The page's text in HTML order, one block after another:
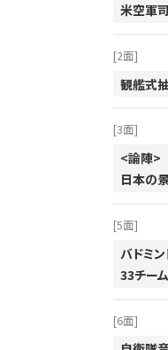
米空軍
[2面]
観艦式
[3面]
<論陣>
日本の
[5面]
バドミ
33チー
[6面]